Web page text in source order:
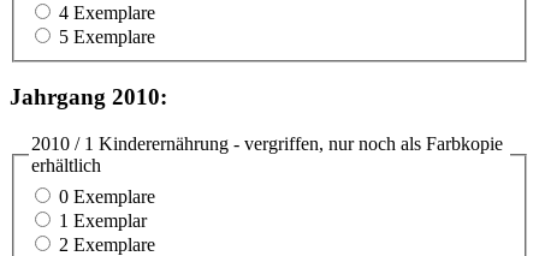
4 Exemplare
5 Exemplare
Jahrgang 2010:
2010 / 1 Kinderernährung - vergriffen, nur noch als Farbkopie
erhältlich
0 Exemplare
1 Exemplar
2 Exemplare